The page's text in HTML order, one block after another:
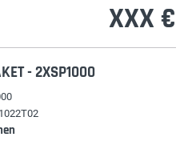
XXX €
- 2XSP1000